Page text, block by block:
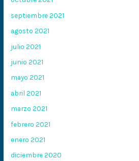
septiembre 2021
agosto 2021
julio 2021
junio 2021
mayo 2021
abril 2021
marzo 2021
febrero 2021
enero 2021
diciembre 2020